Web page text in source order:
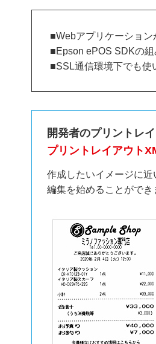
■Webアプリケーション
■Epson ePOS SDKの
■SSL通信環境下でも使
開発者のプリントレ
プリントレイアウト
作成したいイメージに
編集を始めることができ